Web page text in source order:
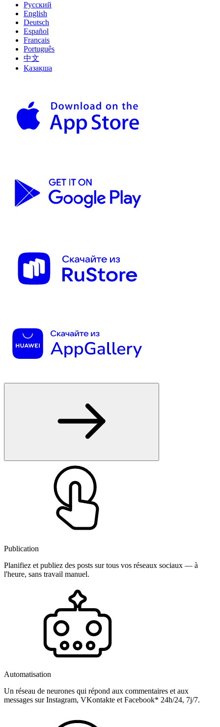
Русский
English
Deutsch
Español
Français
Português
中文
Қазақша
Publication
Planifiez et publiez des posts sur tous vos réseaux sociaux — à
l'heure, sans travail manuel.
Automatisation
Un réseau de neurones qui répond aux commentaires et aux
messages sur Instagram, VKontakte et Facebook* 24h/24, 7j/7.